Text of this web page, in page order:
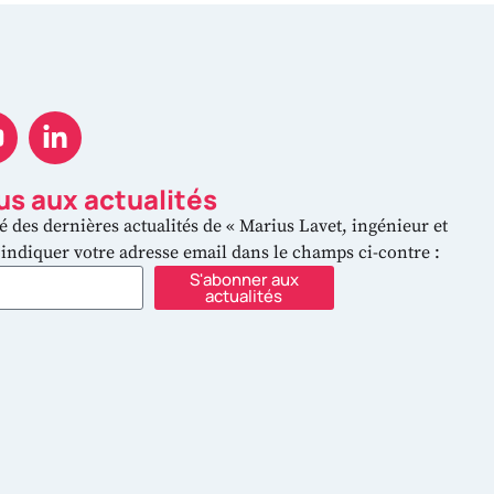
aux actualités
des dernières actualités de « Marius Lavet, ingénieur et
votre adresse email dans le champs ci-contre :
S'abonner aux
actualités